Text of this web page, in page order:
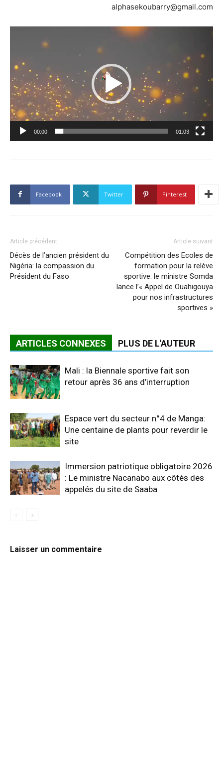
alphasekoubarry@gmail.com
Lecteur
00:00 01:03
Facebook Twitter Pinterest
Article précédent
Décès de l’ancien président du
Nigéria: la compassion du
Président du Faso
Article suivant
Compétition des Ecoles de
formation pour la relève
sportive: le ministre Somda
lance l’« Appel de Ouahigouya
pour nos infrastructures
sportives »
ARTICLES CONNEXES PLUS DE L'AUTEUR
Mali : la Biennale sportive fait son
retour après 36 ans d’interruption
Espace vert du secteur n°4 de Manga:
Une centaine de plants pour reverdir le
site
Immersion patriotique obligatoire 2026
: Le ministre Nacanabo aux côtés des
appelés du site de Saaba
Laisser un commentaire